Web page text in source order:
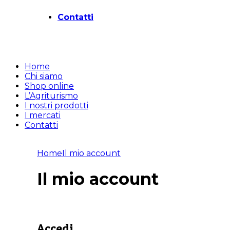
Contatti
Home
Chi siamo
Shop online
L’Agriturismo
I nostri prodotti
I mercati
Contatti
HomeIl mio account
Il mio account